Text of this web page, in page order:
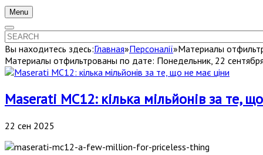
Menu
Вы находитесь здесь:Главная»Персоналії»Материалы
Материалы отфильтрованы по дате: Понедельник, 22
Maserati MC12: кілька мільйонів за те,
22 сен 2025